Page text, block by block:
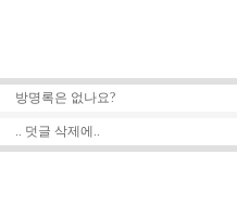
방명록은 없나요?
.. 덧글 삭제에..